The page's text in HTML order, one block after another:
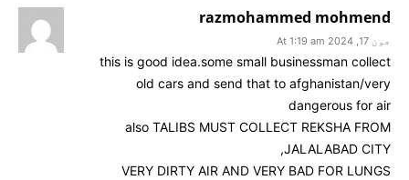
razmohammed mohmend
جون 17, 2024 At 1:19 am
this is good idea.some small businessman collect
old cars and send that to afghanistan/very
dangerous for air
also TALIBS MUST COLLECT REKSHA FROM
JALALABAD CITY,
VERY DIRTY AIR AND VERY BAD FOR LUNGS